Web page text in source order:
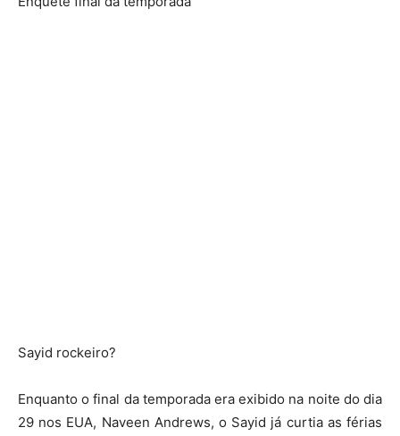
Sayid rockeiro?
Enquanto o final da temporada era exibido na noite do dia
29 nos EUA, Naveen Andrews, o Sayid já curtia as férias